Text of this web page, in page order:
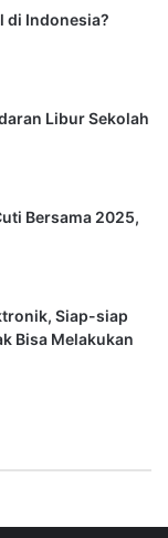
di Indonesia?
Libur Sekolah
Bersama 2025,
Siap-siap
Bisa Melakukan